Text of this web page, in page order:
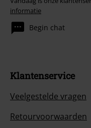
informatie
Begin chat
Klantenservice
Veelgestelde vragen
Retourvoorwaarden